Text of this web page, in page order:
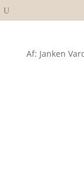
Af: Janken